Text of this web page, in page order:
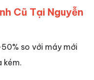
Cũ Tại Nguyễn
so với máy mới
kém.